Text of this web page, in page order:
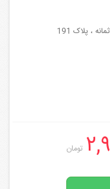
، پلاک 191
تومان